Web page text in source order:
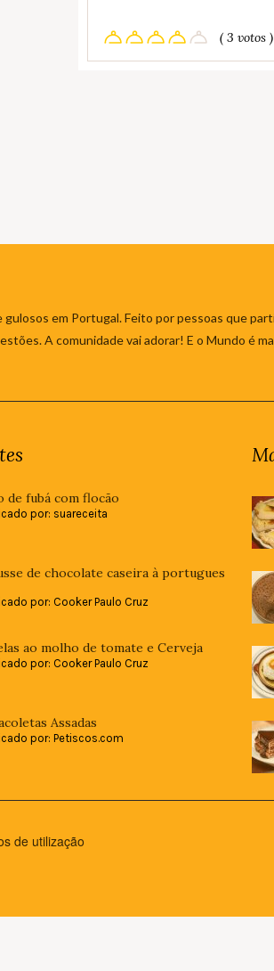
( 3 votos )
em Portugal. Feito por pessoas que
A comunidade vai adorar! E o Mundo é
de fubá com flocão
por: suareceita
de chocolate caseira à portugues
por: Cooker Paulo Cruz
ao molho de tomate e Cerveja
por: Cooker Paulo Cruz
Assadas
por: Petiscos.com
de utilização